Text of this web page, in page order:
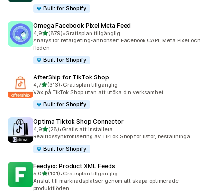
Built for Shopify
Omega Facebook Pixel Meta Feed
4,9av 5 stjärnor
(879)
879 recensioner totalt
•Gratisplan tillgänglig
Analys för retargeting-annonser: Facebook CAPI, Meta Pixel och
flöden
Built for Shopify
AfterShip for TikTok Shop
4,7av 5 stjärnor
(313)
313 recensioner totalt
•Gratisplan tillgänglig
Väx på TikTok Shop utan att utöka din verksamhet.
Built for Shopify
Optima Tiktok Shop Connector
4,9av 5 stjärnor
(28)
28 recensioner totalt
•Gratis att installera
Realtidssynkronisering av TikTok Shop för listor, beställninga
Built for Shopify
Feedyio: Product XML Feeds
5,0av 5 stjärnor
(101)
101 recensioner totalt
•Gratisplan tillgänglig
Anslut till marknadsplatser genom att skapa optimerade
produktflöden